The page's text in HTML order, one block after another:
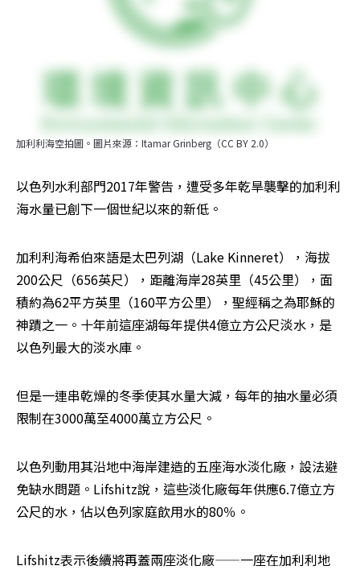
加利利海空拍圖。圖片來源：Itamar Grinberg（CC BY 2.0）
以色列水利部門2017年警告，遭受多年乾旱襲擊的加利利
海水量已創下一個世紀以來的新低。
加利利海希伯來語是太巴列湖（Lake Kinneret），海拔
200公尺（656英尺），距離海岸28英里（45公里），面
積約為62平方英里（160平方公里），聖經稱之為耶穌的
神蹟之一。十年前這座湖每年提供4億立方公尺淡水，是
以色列最大的淡水庫。
但是一連串乾燥的冬季使其水量大減，每年的抽水量必須
限制在3000萬至4000萬立方公尺。
以色列動用其沿地中海岸建造的五座海水淡化廠，設法避
免缺水問題。Lifshitz說，這些淡化廠每年供應6.7億立方
公尺的水，佔以色列家庭飲用水的80％。
Lifshitz表示後續將再蓋兩座淡化廠——一座在加利利地